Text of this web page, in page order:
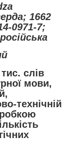
1662
0971-7;
слів
мови,
технічній